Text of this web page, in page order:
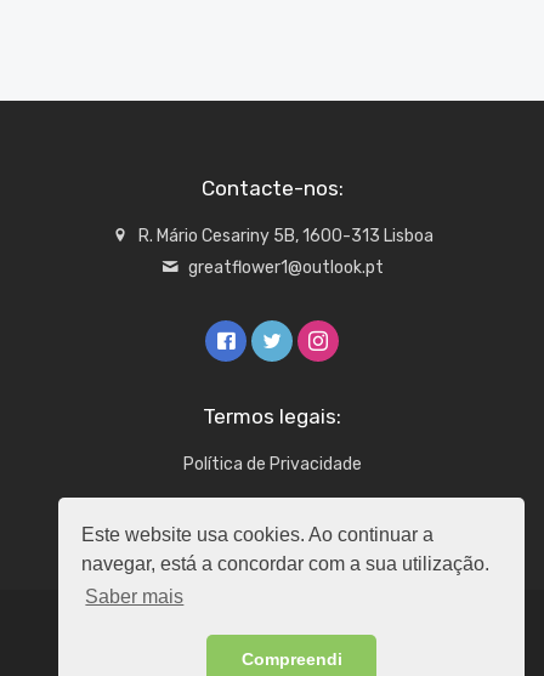
Este website usa cookies. Ao continuar a
navegar, está a concordar com a sua utilização.
Saber mais
Compreendi
Contacte-nos:
R. Mário Cesariny 5B, 1600-313 Lisboa
greatflower1@outlook.pt
Termos legais:
Política de Privacidade
Copyright © 2026 - Todos os direitos reservados -